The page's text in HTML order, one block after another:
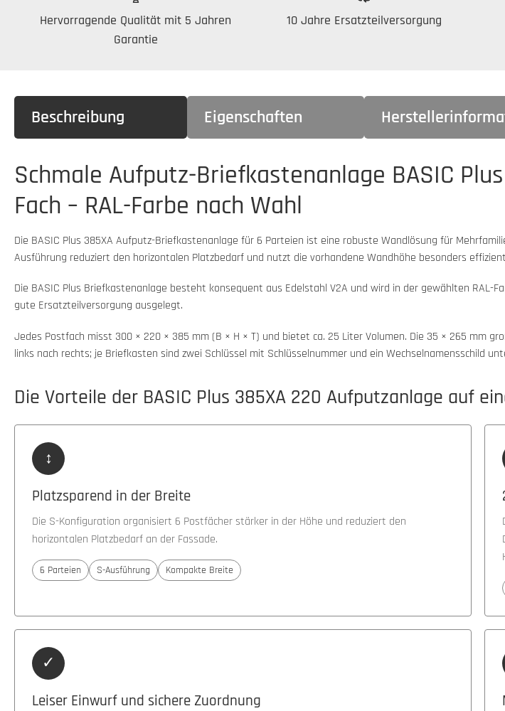
Hervorragende Qualität mit 5 Jahren
Garantie
10 Jahre Ersatzteilversorgung
Beschreibung Eigenschaften
Schmale Aufputz-Briefkastenanlage BASIC
Fach – RAL-Farbe nach Wahl
Die BASIC Plus 385XA Aufputz-Briefkastenanlage für 6 Parteien ist eine robuste Wandlösung für
Ausführung reduziert den horizontalen Platzbedarf und nutzt die vorhandene Wandhöhe besonders
Die BASIC Plus Briefkastenanlage besteht konsequent aus Edelstahl V2A und wird in der gewählten
gute Ersatzteilversorgung ausgelegt.
Jedes Postfach misst 300 × 220 × 385 mm (B × H × T) und bietet ca. 25 Liter Volumen. Die 35 × 265 mm
links nach rechts; je Briefkasten sind zwei Schlüssel mit Schlüsselnummer und ein Wechselnamensschild
Die Vorteile der BASIC Plus 385XA 220 Aufputzanlage auf
↕
Platzsparend in der Breite
Die S-Konfiguration organisiert 6 Postfächer stärker in der Höhe und reduziert den
horizontalen Platzbedarf an der Fassade.
6 Parteien S-Ausführung Kompakte Breite
✓
Leiser Einwurf und sichere Zuordnung